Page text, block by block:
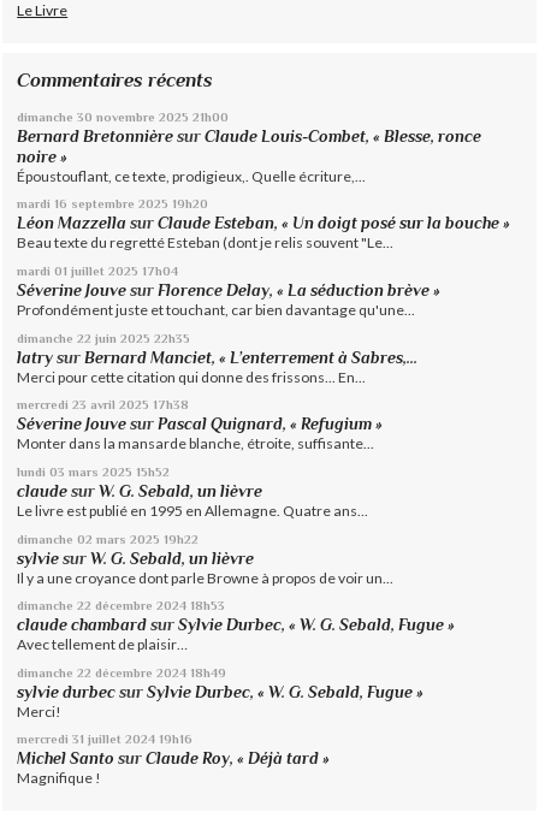
Le Livre
Commentaires récents
dimanche 30 novembre 2025 21h00
Bernard Bretonnière surClaude Louis-Combet, « Blesse, ronce
noire »
Époustouflant, ce texte, prodigieux,. Quelle écriture,...
mardi 16 septembre 2025 19h20
Léon Mazzella surClaude Esteban, « Un doigt posé sur la bouche »
Beau texte du regretté Esteban (dont je relis souvent "Le...
mardi 01 juillet 2025 17h04
Séverine Jouve surFlorence Delay, « La séduction brève »
Profondément juste et touchant, car bien davantage qu'une...
dimanche 22 juin 2025 22h35
latry surBernard Manciet, « L’enterrement à Sabres,...
Merci pour cette citation qui donne des frissons... En...
mercredi 23 avril 2025 17h38
Séverine Jouve surPascal Quignard, « Refugium »
Monter dans la mansarde blanche, étroite, suffisante...
lundi 03 mars 2025 15h52
claude surW. G. Sebald, un lièvre
Le livre est publié en 1995 en Allemagne. Quatre ans...
dimanche 02 mars 2025 19h22
sylvie surW. G. Sebald, un lièvre
Il y a une croyance dont parle Browne à propos de voir un...
dimanche 22 décembre 2024 18h53
claude chambard surSylvie Durbec, « W. G. Sebald, Fugue »
Avec tellement de plaisir…
dimanche 22 décembre 2024 18h49
sylvie durbec surSylvie Durbec, « W. G. Sebald, Fugue »
Merci!
mercredi 31 juillet 2024 19h16
Michel Santo surClaude Roy, « Déjà tard »
Magnifique !